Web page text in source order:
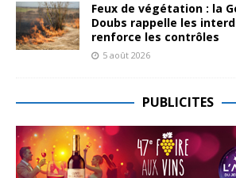
Feux de végétation : la
Doubs rappelle les
renforce les contrôles
5 août 2026
PUBLICITES